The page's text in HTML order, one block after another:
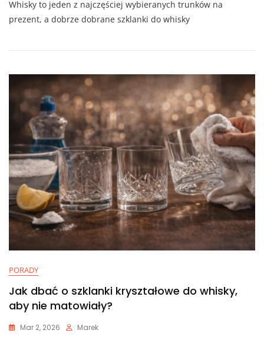
Whisky to jeden z najczęściej wybieranych trunków na
prezent, a dobrze dobrane szklanki do whisky
PORADY
Jak dbać o szklanki kryształowe do whisky,
aby nie matowiały?
Mar 2, 2026 Marek